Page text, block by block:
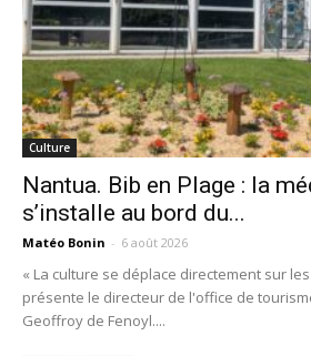
Culture
Nantua. Bib en Plage : la
s’installe au bord du...
Matéo Bonin - 6 août 2026
« La culture se déplace directement sur
présente le directeur de l'office de
Geoffroy de Fenoyl....